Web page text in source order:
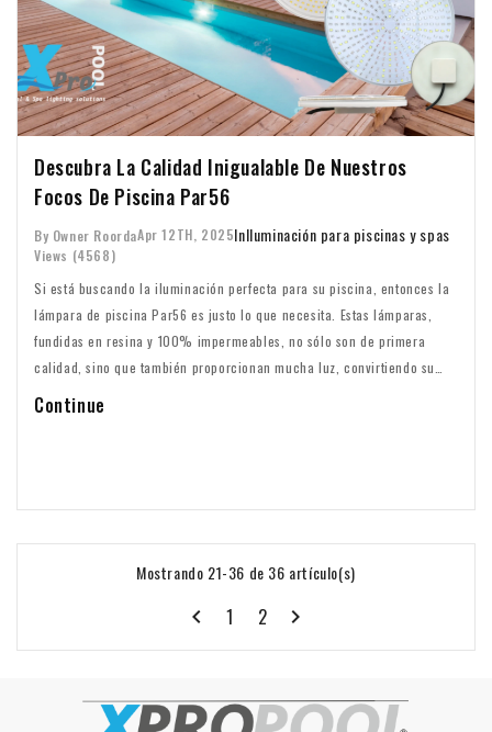
Descubra La Calidad Inigualable De Nuestros
Focos De Piscina Par56
By Owner RoordaApr 12TH, 2025InIluminación para piscinas y spas
Views (4568)
Si está buscando la iluminación perfecta para su piscina, entonces la
lámpara de piscina Par56 es justo lo que necesita. Estas lámparas,
fundidas en resina y 100% impermeables, no sólo son de primera
calidad, sino que también proporcionan mucha luz, convirtiendo su
piscina en un oasis bellamente iluminado. ¿Por qué elegir una
Continue
Mostrando 21-36 de 36 artículo(s)
 1 2 